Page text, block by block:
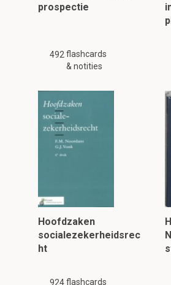
prospectie
492 flashcards
& notities
Hoofdzaken
socialezekerheidsrec
ht
924flashcards